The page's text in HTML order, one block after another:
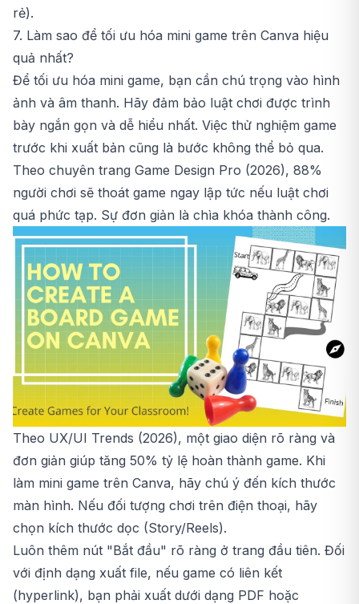
rẻ).
7. Làm sao để tối ưu hóa mini game trên Canva hiệu
quả nhất?
Để tối ưu hóa mini game, bạn cần chú trọng vào hình
ảnh và âm thanh. Hãy đảm bảo luật chơi được trình
bày ngắn gọn và dễ hiểu nhất. Việc thử nghiệm game
trước khi xuất bản cũng là bước không thể bỏ qua.
Theo chuyên trang Game Design Pro (2026), 88%
người chơi sẽ thoát game ngay lập tức nếu luật chơi
quá phức tạp. Sự đơn giản là chìa khóa thành công.
Theo UX/UI Trends (2026), một giao diện rõ ràng và
đơn giản giúp tăng 50% tỷ lệ hoàn thành game. Khi
làm mini game trên Canva, hãy chú ý đến kích thước
màn hình. Nếu đối tượng chơi trên điện thoại, hãy
chọn kích thước dọc (Story/Reels).
Luôn thêm nút "Bắt đầu" rõ ràng ở trang đầu tiên. Đối
với định dạng xuất file, nếu game có liên kết
(hyperlink), bạn phải xuất dưới dạng PDF hoặc